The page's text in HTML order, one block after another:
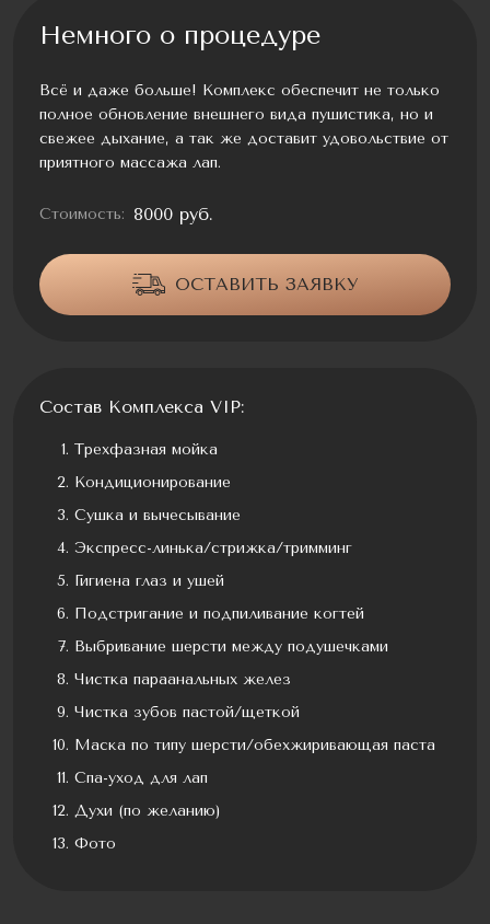
Немного о процедуре
Всё и даже больше! Комплекс обеспечит не только
полное обновление внешнего вида пушистика, но и
свежее дыхание, а так же доставит удовольствие от
приятного массажа лап.
Стоимость: 8000 руб.
ОСТАВИТЬ ЗАЯВКУ
Состав Комплекса VIP:
Трехфазная мойка
Кондиционирование
Сушка и вычесывание
Экспресс-линька/стрижка/тримминг
Гигиена глаз и ушей
Подстригание и подпиливание когтей
Выбривание шерсти между подушечками
Чистка параанальных желез
Чистка зубов пастой/щеткой
Маска по типу шерсти/обехжиривающая паста
Спа-уход для лап
Духи (по желанию)
Фото